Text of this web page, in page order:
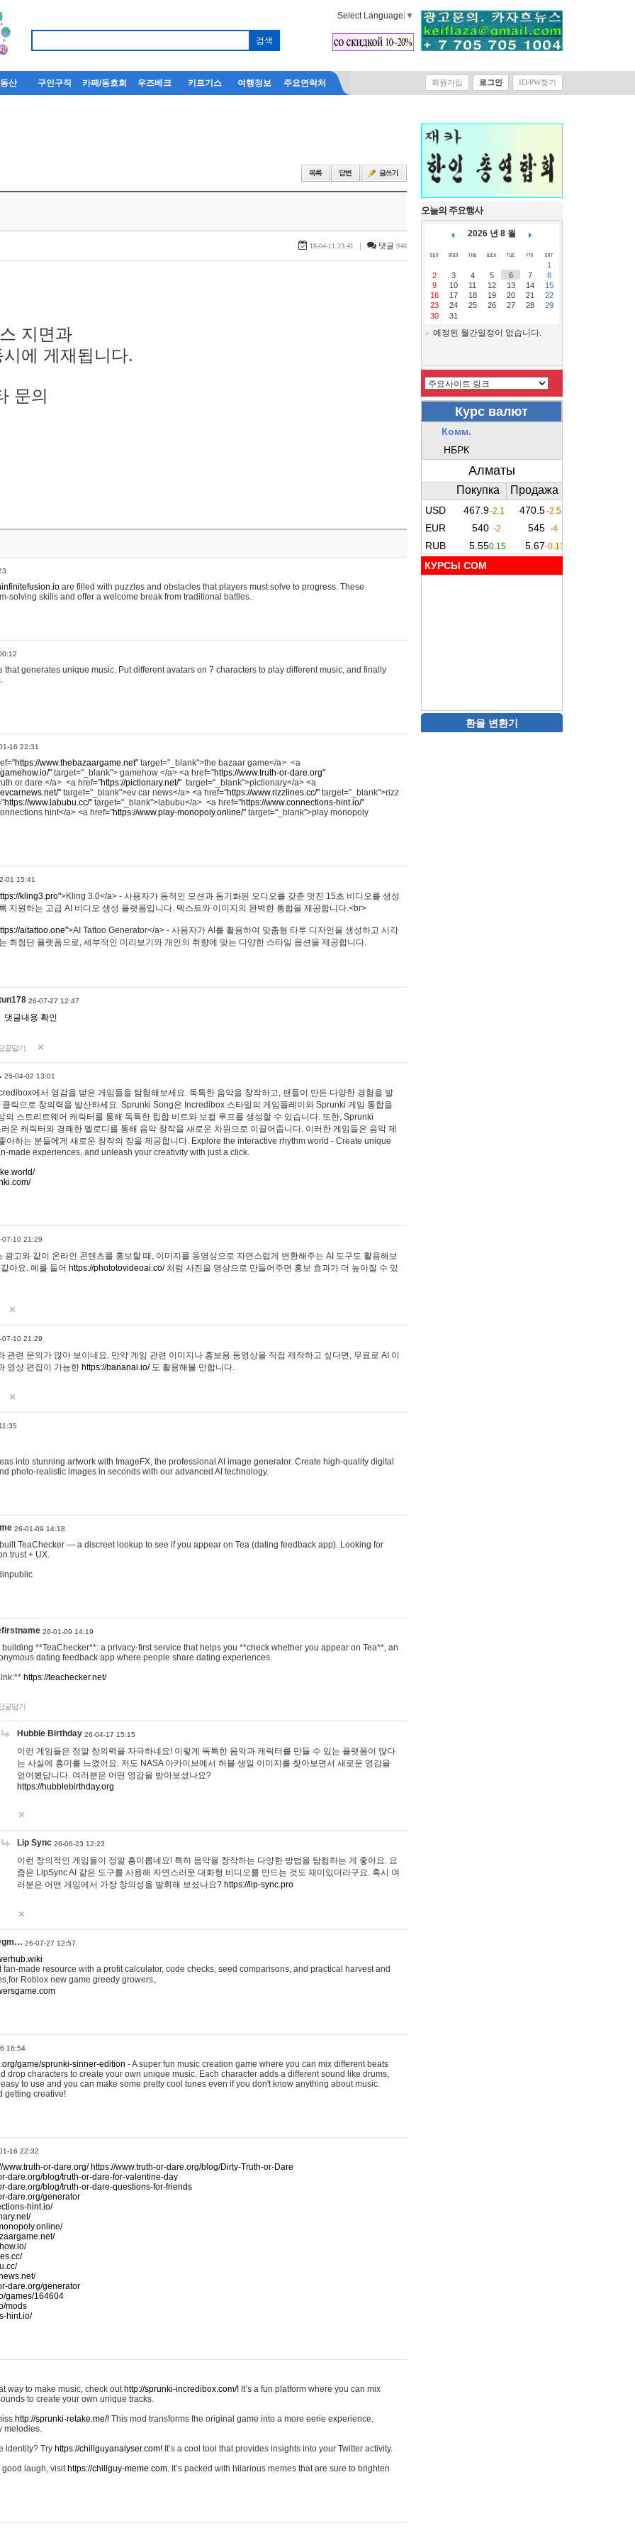
Select Language ▼
산 구인구직 카페/동호회 우즈베크 키르기스 여행정보 주요연락처 회원가입 로그인 ID/PW찾기
18-04-11 23:41 | 댓글 946
지면과
에 게재됩니다.
문의
are filled with puzzles and obstacles that players must solve to progress. These
solving skills and offer a welcome break from traditional battles.
that generates unique music. Put different avatars on 7 characters to play different music, and finally
16 22:31
https://www.thebazaargame.net" target="_blank">the bazaar game</a> <a
" target="_blank"> gamehow </a> <a href="https://www.truth-or-dare.org"
or dare </a> <a href="https://pictionary.net/" target="_blank">pictionary</a> <a
" target="_blank">ev car news</a> <a href="https://www.rizzlines.cc/" target="_blank">rizz
https://www.labubu.cc/" target="_blank">labubu</a> <a href="https://www.connections-hint.io/"
hint</a> <a href="https://www.play-monopoly.online/" target="_blank">play monopoly
01 15:41
kling3.pro">Kling 3.0</a> - 사용자가 동적인 모션과 동기화된 오디오를 갖춘 멋진 15초 비디오를 생성
지원하는 고급 AI 비디오 생성 플랫폼입니다. 텍스트와 이미지의 완벽한 통합을 제공합니다.<br>
aitattoo.one">AI Tattoo Generator</a> - 사용자가 AI를 활용하여 맞춤형 타투 디자인을 생성하고 시각
최첨단 플랫폼으로, 세부적인 미리보기와 개인의 취향에 맞는 다양한 스타일 옵션을 제공합니다.
26-07-27 12:47
댓글내용 확인
글달기
25-04-02 13:01
에서 영감을 받은 게임들을 탐험해보세요. 독특한 음악을 창작하고, 팬들이 만든 다양한 경험을 발
클릭으로 창의력을 발산하세요. Sprunki Song은 Incredibox 스타일의 게임플레이와 Sprunki 게임 통합을
의 스트리트웨어 캐릭터를 통해 독특한 힙합 비트와 보컬 루프를 생성할 수 있습니다. 또한, Sprunki
운 캐릭터와 경쾌한 멜로디를 통해 음악 창작을 새로운 차원으로 이끌어줍니다. 이러한 게임들은 음악 제
아하는 분들에게 새로운 창작의 장을 제공합니다. Explore the interactive rhythm world - Create unique
made experiences, and unleash your creativity with just a click.
07-10 21:29
광고와 같이 온라인 콘텐츠를 홍보할 때, 이미지를 동영상으로 자연스럽게 변환해주는 AI 도구도 활용해보
아요. 예를 들어 https://phototovideoai.co/처럼 사진을 영상으로 만들어주면 홍보 효과가 더 높아질 수 있
07-10 21:29
관련 문의가 많아 보이네요. 만약 게임 관련 이미지나 홍보용 동영상을 직접 제작하고 싶다면, 무료로 AI 이
영상 편집이 가능한 https://bananai.io/도 활용해볼 만합니다.
into stunning artwork with ImageFX, the professional AI image generator. Create high-quality digital
photo-realistic images in seconds with our advanced AI technology.
26-01-09 14:18
TeaChecker — a discreet lookup to see if you appear on Tea (dating feedback app). Looking for
trust + UX.
26-01-09 14:19
building **TeaChecker**: a privacy-first service that helps you **check whether you appear on Tea**, an
dating feedback app where people share dating experiences.
https://teachecker.net/
글달기
Hubble Birthday 26-04-17 15:15
이런 게임들은 정말 창의력을 자극하네요! 이렇게 독특한 음악과 캐릭터를 만들 수 있는 플랫폼이 많다
는 사실에 흥미를 느꼈어요. 저도 NASA 아카이브에서 허블 생일 이미지를 찾아보면서 새로운 영감을
얻어봤답니다. 여러분은 어떤 영감을 받아보셨나요?
https://hubblebirthday.org
Lip Sync 26-06-23 12:23
이런 창의적인 게임들이 정말 흥미롭네요! 특히 음악을 창작하는 다양한 방법을 탐험하는 게 좋아요. 요
즘은 LipSync AI 같은 도구를 사용해 자연스러운 대화형 비디오를 만드는 것도 재미있더라구요. 혹시 여
러분은 어떤 게임에서 가장 창의성을 발휘해 보셨나요? https://lip-sync.pro
26-07-27 12:57
made resource with a profit calculator, code checks, seed comparisons, and practical harvest and
Roblox new game greedy growers。
16:54
game/sprunki-sinner-edition - A super fun music creation game where you can mix different beats
drop characters to create your own unique music. Each character adds a different sound like drums,
to use and you can make some pretty cool tunes even if you don't know anything about music.
getting creative!
16 22:32
www.truth-or-dare.org/ https://www.truth-or-dare.org/blog/Dirty-Truth-or-Dare
dare.org/blog/truth-or-dare-for-valentine-day
dare.org/blog/truth-or-dare-questions-for-friends
dare.org/generator
hint.io/
dare.org/generator
games/164604
mods
hint.io/
way to make music, check out http://sprunki-incredibox.com/! It’s a fun platform where you can mix
to create your own unique tracks.
http://sprunki-retake.me/! This mod transforms the original game into a more eerie experience,
melodies.
identity? Try https://chillguyanalyser.com! It’s a cool tool that provides insights into your Twitter activity.
good laugh, visit https://chillguy-meme.com. It’s packed with hilarious memes that are sure to brighten
오늘의 주요행사
2026 년 8 월
1
2
3 4 5 6 7
8
9
10 11 12 13 14
15
16
17 18 19 20 21
22
23
24 25 26 27 28
29
30
31
예정된 월간일정이 없습니다.
КУРСЫ COM
환율 변환기